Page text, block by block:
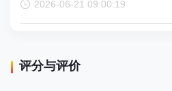
2026-06-21 09:00:19
评分与评价